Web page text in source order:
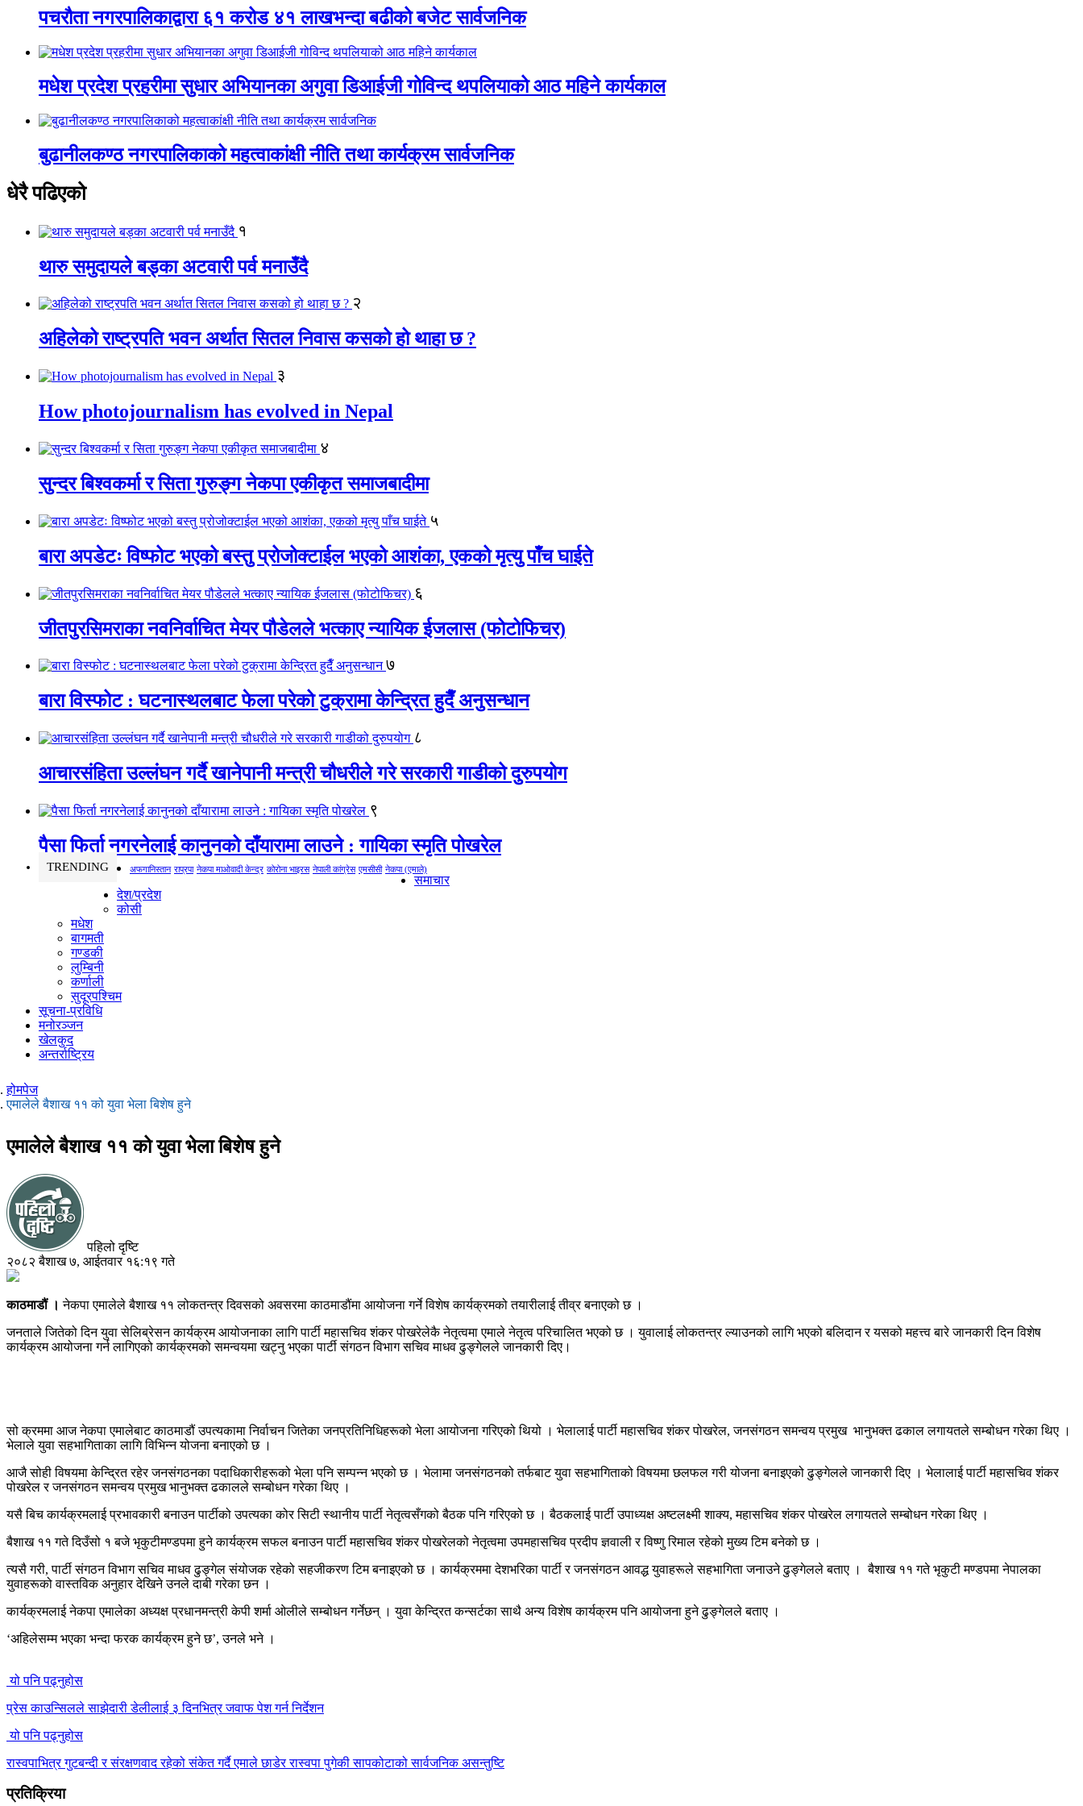
पचरौता नगरपालिकाद्वारा ६१ करोड ४१ लाखभन्दा बढीको बजेट सार्वजनिक
मधेश प्रदेश प्रहरीमा सुधार अभियानका अगुवा डिआईजी गोविन्द थपलियाको आठ महिने कार्यकाल
बुढानीलकण्ठ नगरपालिकाको महत्वाकांक्षी नीति तथा कार्यक्रम सार्वजनिक
धेरै पढिएको
१
थारु समुदायले बड्का अटवारी पर्व मनाउँदै
२
अहिलेको राष्ट्रपति भवन अर्थात सितल निवास कसको हो थाहा छ ?
३
How photojournalism has evolved in Nepal
४
सुन्दर बिश्वकर्मा र सिता गुरुङ्ग नेकपा एकीकृत समाजबादीमा
५
बारा अपडेटः विष्फोट भएको बस्तु प्रोजोक्टाईल भएको आशंका, एकको मृत्यु पाँच घाईते
६
जीतपुरसिमराका नवनिर्वाचित मेयर पौडेलले भत्काए न्यायिक ईजलास (फोटोफिचर)
७
बारा विस्फोट : घटनास्थलबाट फेला परेको टुक्रामा केन्द्रित हुदैँ अनुसन्धान
८
आचारसंहिता उल्लंघन गर्दै खानेपानी मन्त्री चौधरीले गरे सरकारी गाडीको दुरुपयोग
९
पैसा फिर्ता नगरनेलाई कानुनको दाँयारामा लाउने : गायिका स्‍मृति पोखरेल
TRENDING अफगानिस्तान राप्रपा नेकपा माओवादी केन्द्र कोरोना भाइरस नेपाली कांग्रेस एमसीसी नेकपा (एमाले)
समाचार
देश/प्रदेश
कोसी
मधेश
बागमती
गण्डकी
लुम्बिनी
कर्णाली
सुदूरपश्चिम
सूचना-प्रविधि
मनोरञ्जन
खेलकुद
अन्तर्राष्ट्रिय
होमपेज
एमालेले बैशाख ११ को युवा भेला बिशेष हुने
एमालेले बैशाख ११ को युवा भेला बिशेष हुने
पहिलो दृष्टि
२०८२ बैशाख ७, आईतवार १६:१९ गते
काठमाडौं । नेकपा एमालेले बैशाख ११ लोकतन्त्र दिवसको अवसरमा काठमाडौंमा आयोजना गर्ने विशेष कार्यक्रमको तयारीलाई तीव्र बनाएको छ ।
जनताले जितेको दिन युवा सेलिब्रेसन कार्यक्रम आयोजनाका लागि पार्टी महासचिव शंकर पोखरेलेकै नेतृत्वमा एमाले नेतृत्व परिचालित भएको छ । युवालाई लोकतन्त्र ल्याउनको लागि भएको बलिदान र यसको महत्त्व बारे जानकारी दिन विशेष
कार्यक्रम आयोजना गर्न लागिएको कार्यक्रमको समन्वयमा खट्नु भएका पार्टी संगठन विभाग सचिव माधव ढुङ्गेलले जानकारी दिए।
सो क्रममा आज नेकपा एमालेबाट काठमाडौं उपत्यकामा निर्वाचन जितेका जनप्रतिनिधिहरूको भेला आयोजना गरिएको थियो । भेलालाई पार्टी महासचिव शंकर पोखरेल, जनसंगठन समन्वय प्रमुख भानुभक्त ढकाल लगायतले सम्बोधन गरेका थिए ।
भेलाले युवा सहभागिताका लागि विभिन्न योजना बनाएको छ ।
आजै सोही विषयमा केन्द्रित रहेर जनसंगठनका पदाधिकारीहरूको भेला पनि सम्पन्न भएको छ । भेलामा जनसंगठनको तर्फबाट युवा सहभागिताको विषयमा छलफल गरी योजना बनाइएको ढुङ्गेलले जानकारी दिए । भेलालाई पार्टी महासचिव शंकर
पोखरेल र जनसंगठन समन्वय प्रमुख भानुभक्त ढकालले सम्बोधन गरेका थिए ।
यसै बिच कार्यक्रमलाई प्रभावकारी बनाउन पार्टीको उपत्यका कोर सिटी स्थानीय पार्टी नेतृत्वसँगको बैठक पनि गरिएको छ । बैठकलाई पार्टी उपाध्यक्ष अष्टलक्ष्मी शाक्य, महासचिव शंकर पोखरेल लगायतले सम्बोधन गरेका थिए ।
बैशाख ११ गते दिउँसो १ बजे भृकुटीमण्डपमा हुने कार्यक्रम सफल बनाउन पार्टी महासचिव शंकर पोखरेलको नेतृत्वमा उपमहासचिव प्रदीप ज्ञवाली र विष्णु रिमाल रहेको मुख्य टिम बनेको छ ।
त्यसै गरी, पार्टी संगठन विभाग सचिव माधव ढुङ्गेल संयोजक रहेको सहजीकरण टिम बनाइएको छ । कार्यक्रममा देशभरिका पार्टी र जनसंगठन आवद्ध युवाहरूले सहभागिता जनाउने ढुङ्गेलले बताए । बैशाख ११ गते भृकुटी मण्डपमा नेपालका
युवाहरूको वास्तविक अनुहार देखिने उनले दाबी गरेका छन ।
कार्यक्रमलाई नेकपा एमालेका अध्यक्ष प्रधानमन्त्री केपी शर्मा ओलीले सम्बोधन गर्नेछन् । युवा केन्द्रित कन्सर्टका साथै अन्य विशेष कार्यक्रम पनि आयोजना हुने ढुङ्गेलले बताए ।
‘अहिलेसम्म भएका भन्दा फरक कार्यक्रम हुने छ’, उनले भने ।
यो पनि पढ्नुहोस
प्रेस काउन्सिलले साझेदारी डेलीलाई ३ दिनभित्र जवाफ पेश गर्न निर्देशन
यो पनि पढ्नुहोस
रास्वपाभित्र गुटबन्दी र संरक्षणवाद रहेको संकेत गर्दै एमाले छाडेर रास्वपा पुगेकी सापकोटाको सार्वजनिक असन्तुष्टि
प्रतिक्रिया